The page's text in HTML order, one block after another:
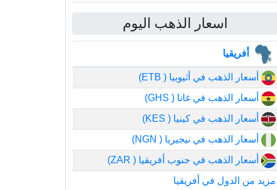
اسعار الذهب اليوم
أفريقيا
أسعار الذهب في أثيوبيا ( ETB)
أسعار الذهب في غانا ( GHS)
أسعار الذهب في كينيا ( KES)
أسعار الذهب في نيجيريا ( NGN)
أسعار الذهب في جنوب أفريقيا ( ZAR)
مزيد من الدول في أفريقيا